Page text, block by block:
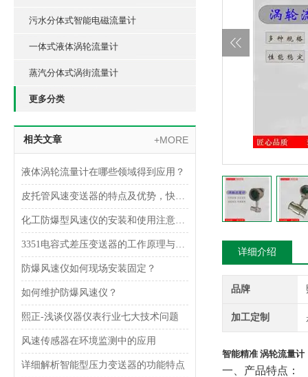
污水分体式智能电磁流量计
一体式液体涡轮流量计
蒸汽分体式涡街流量计
更多分类
相关文章 +MORE
液体涡轮流量计在哪些领域得到应用？
皮托管风速变送器的特点及优势，快来了解一下吧
化工防爆型风速仪的安装和使用注意事项
3351电容式差压变送器的工作原理与结构特点
防爆风速仪如何现场安装固定？
如何维护防爆风速仪？
熙正-浅谈仪器仪表行业七大技术问题
风速传感器在环境监测中的应用
详细解析智能型压力变送器的功能特点
详细介绍
品牌
加工定制
智能精准 涡轮流量计
一、产品特点：